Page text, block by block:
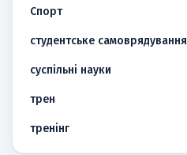
Спорт
студентське самоврядування
суспільні науки
трен
тренінг